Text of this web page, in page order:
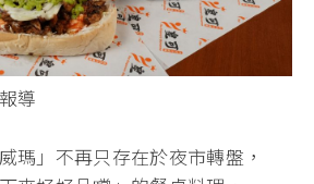
導
瑪」不再只存在於夜市轉盤，